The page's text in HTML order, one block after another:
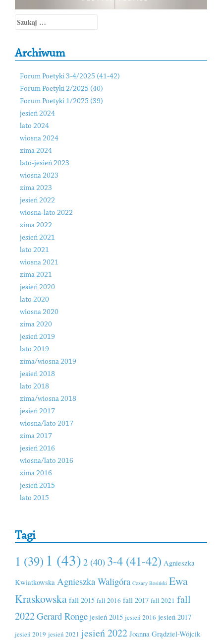
Szukaj:
Archiwum
Forum Poetyki 3-4/2025 (41-42)
Forum Poetyki 2/2025 (40)
Forum Poetyki 1/2025 (39)
jesień 2024
lato 2024
wiosna 2024
zima 2024
lato-jesień 2023
wiosna 2023
zima 2023
jesień 2022
wiosna-lato 2022
zima 2022
jesień 2021
lato 2021
wiosna 2021
zima 2021
jesień 2020
lato 2020
wiosna 2020
zima 2020
jesień 2019
lato 2019
zima/wiosna 2019
jesień 2018
lato 2018
zima/wiosna 2018
jesień 2017
wiosna/lato 2017
zima 2017
jesień 2016
wiosna/lato 2016
zima 2016
jesień 2015
lato 2015
Tagi
1 (39) 1 (43) 2 (40) 3-4 (41-42) Agnieszka
Kwiatkowska Agnieszka Waligóra Cezary Rosiński Ewa
Kraskowska fall 2015 fall 2016 fall 2017 fall 2021 fall
2022Gerard Ronge jesień 2015 jesień 2016 jesień 2017
jesień 2019 jesień 2021 jesień 2022 Joanna Grądziel-Wójcik